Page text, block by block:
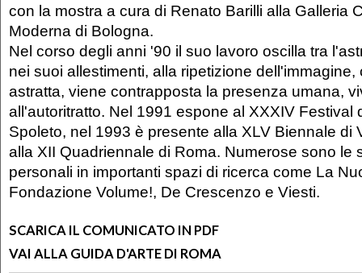
con la mostra a cura di Renato Barilli alla Galleria
Moderna di Bologna.
Nel corso degli anni '90 il suo lavoro oscilla tra
nei suoi allestimenti, alla ripetizione dell'immagine,
astratta, viene contrapposta la presenza umana,
all'autoritratto. Nel 1991 espone al XXXIV Festival
Spoleto, nel 1993 è presente alla XLV Biennale di
alla XII Quadriennale di Roma. Numerose sono le
personali in importanti spazi di ricerca come La
Fondazione Volume!, De Crescenzo e Viesti.
SCARICA IL COMUNICATO IN PDF
VAI ALLA GUIDA D'ARTE DI ROMA